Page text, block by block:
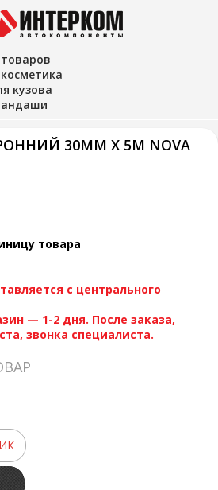
кузова
30ММ Х 5М NOVA
товара
с центрального
— 1-2 дня. После заказа,
звонка специалиста.